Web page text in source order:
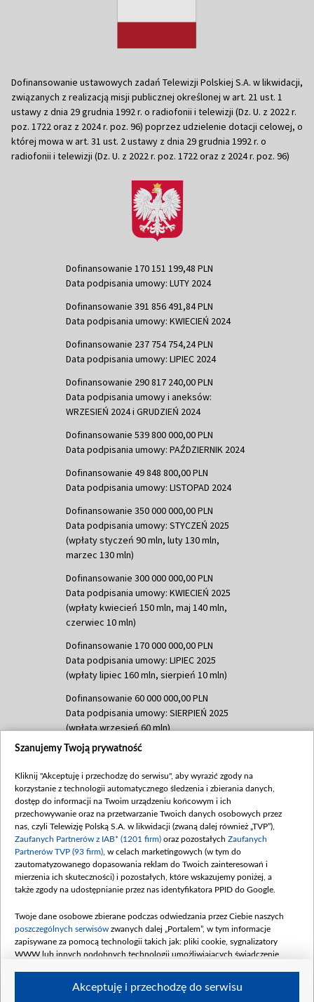
Dofinansowanie ustawowych zadań Telewizji Polskiej S.A. w likwidacji,
związanych z realizacją misji publicznej określonej w art. 21 ust. 1
ustawy z dnia 29 grudnia 1992 r. o radiofonii i telewizji (Dz. U. z 2022 r.
poz. 1722 oraz z 2024 r. poz. 96) poprzez udzielenie dotacji celowej, o
której mowa w art. 31 ust. 2 ustawy z dnia 29 grudnia 1992 r. o
radiofonii i telewizji (Dz. U. z 2022 r. poz. 1722 oraz z 2024 r. poz. 96)
Dofinansowanie 170 151 199,48 PLN
Data podpisania umowy: LUTY 2024
Dofinansowanie 391 856 491,84 PLN
Data podpisania umowy: KWIECIEŃ 2024
Dofinansowanie 237 754 754,24 PLN
Data podpisania umowy: LIPIEC 2024
Dofinansowanie 290 817 240,00 PLN
Data podpisania umowy i aneksów:
WRZESIEŃ 2024 i GRUDZIEŃ 2024
Dofinansowanie 539 800 000,00 PLN
Data podpisania umowy: PAŹDZIERNIK 2024
Dofinansowanie 49 848 800,00 PLN
Data podpisania umowy: LISTOPAD 2024
Dofinansowanie 350 000 000,00 PLN
Data podpisania umowy: STYCZEŃ 2025
(wpłaty styczeń 90 mln, luty 130 mln,
marzec 130 mln)
Dofinansowanie 300 000 000,00 PLN
Data podpisania umowy: KWIECIEŃ 2025
(wpłaty kwiecień 150 mln, maj 140 mln,
czerwiec 10 mln)
Dofinansowanie 170 000 000,00 PLN
Data podpisania umowy: LIPIEC 2025
(wpłaty lipiec 160 mln, sierpień 10 mln)
Dofinansowanie 60 000 000,00 PLN
Data podpisania umowy: SIERPIEŃ 2025
(wpłata wrzesień 60 mln)
Dofinansowanie 635 783 051,21 PLN
(wpłata wrzesień 100 mln, październik 350
mln, listopad 265 mln)
Dofinansowanie 48 862 000,00 PLN
Data podpisania umowy: GRUDZIEŃ 2025
(wpłata grudzień 60,548 mln)
Dofinansowanie 900 000 000,00 PLN
Data podpisania umowy: LUTY 2026 (wpłata
kwiecień 180 mln, 7 maja 180 mln, 8
czerwca 90 mln)
Dofinansowanie 250 000 000,00 PLN
4 sierpnia 250 mln
Szanujemy Twoją prywatność
Kliknij "Akceptuję i przechodzę do serwisu", aby wyrazić zgody na
korzystanie z technologii automatycznego śledzenia i zbierania danych,
dostęp do informacji na Twoim urządzeniu końcowym i ich
przechowywanie oraz na przetwarzanie Twoich danych osobowych przez
nas, czyli Telewizję Polską S.A. w likwidacji (zwaną dalej również „TVP”),
Zaufanych Partnerów z IAB* (1201 firm) oraz pozostałych Zaufanych
Partnerów TVP (93 firm) , w celach marketingowych (w tym do
zautomatyzowanego dopasowania reklam do Twoich zainteresowań i
mierzenia ich skuteczności) i pozostałych, które wskazujemy poniżej, a
także zgody na udostępnianie przez nas identyfikatora PPID do Google.
Twoje dane osobowe zbierane podczas odwiedzania przez Ciebie naszych
poszczególnych serwisów zwanych dalej „Portalem”, w tym informacje
zapisywane za pomocą technologii takich jak: pliki cookie, sygnalizatory
WWW lub innych podobnych technologii umożliwiających świadczenie
Akceptuję i przechodzę do serwisu